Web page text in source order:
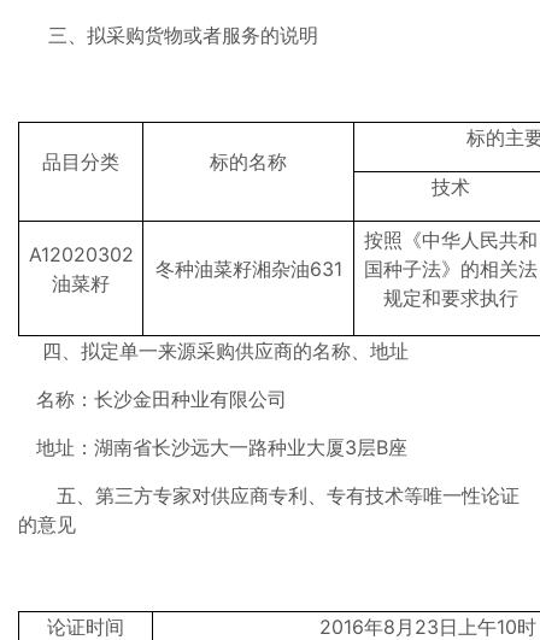
三、拟采购货物或者服务的说明
品目分类 标的名称
标的主
技术
A12020302
油菜籽
冬种油菜籽湘杂油631
按照《中华人民共和
国种子法》的相关法
规定和要求执行
四、拟定单一来源采购供应商的名称、地址
名称：长沙金田种业有限公司
地址：湖南省长沙远大一路种业大厦3层B座
五、第三方专家对供应商专利、专有技术等唯一性论证
的意见
论证时间 2016年8月23日上午10时